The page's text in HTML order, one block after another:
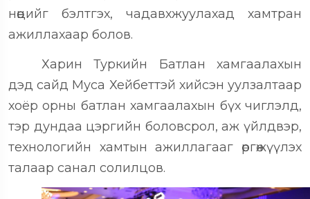
нөөцийг бэлтгэх, чадавхжуулахад хамтран
ажиллахаар болов.
Харин Туркийн Батлан хамгаалахын
дэд сайд Муса Хейбеттэй хийсэн уулзалтаар
хоёр орны батлан хамгаалахын бүх чиглэлд,
тэр дундаа цэргийн боловсрол, аж үйлдвэр,
технологийн хамтын ажиллагааг өргөжүүлэх
талаар санал солилцов.